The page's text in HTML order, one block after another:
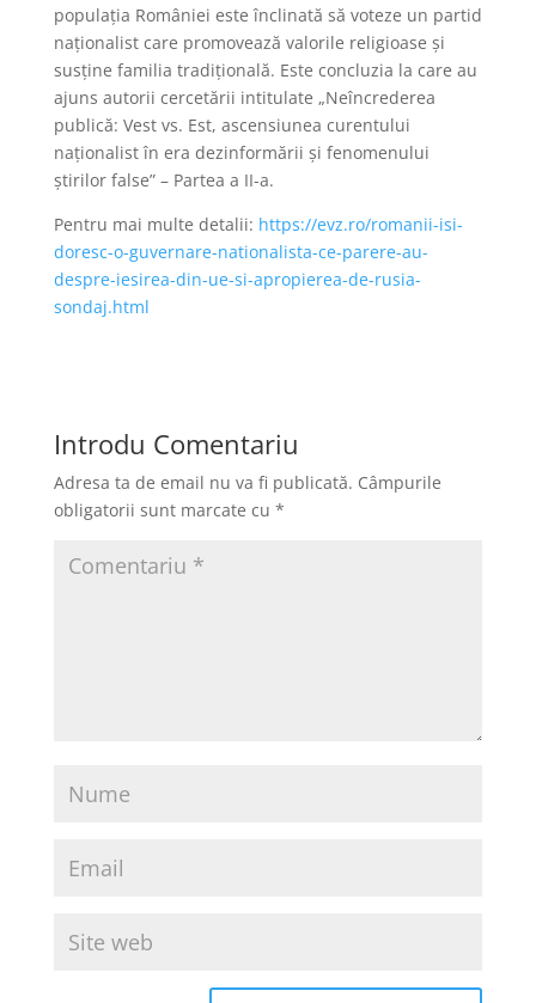
populația României este înclinată să voteze un partid
naționalist care promovează valorile religioase și
susține familia tradițională. Este concluzia la care au
ajuns autorii cercetării intitulate „Neîncrederea
publică: Vest vs. Est, ascensiunea curentului
naționalist în era dezinformării și fenomenului
știrilor false” – Partea a II-a.
Pentru mai multe detalii: https://evz.ro/romanii-isi-
doresc-o-guvernare-nationalista-ce-parere-au-
despre-iesirea-din-ue-si-apropierea-de-rusia-
sondaj.html
Introdu Comentariu
Adresa ta de email nu va fi publicată. Câmpurile
obligatorii sunt marcate cu *